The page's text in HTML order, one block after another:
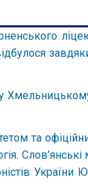
та
України